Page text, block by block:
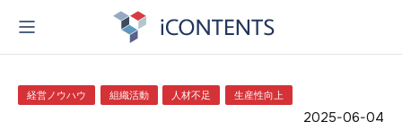
経営ノウハウ 組織活動 人材不足 生産性向上
2025-06-04